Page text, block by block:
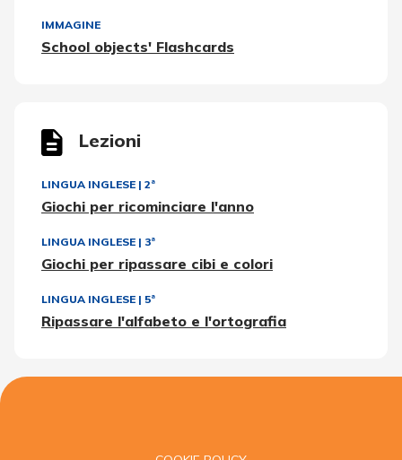
IMMAGINE
School objects' Flashcards
Lezioni
LINGUA INGLESE | 2ª
Giochi per ricominciare l'anno
LINGUA INGLESE | 3ª
Giochi per ripassare cibi e colori
LINGUA INGLESE | 5ª
Ripassare l'alfabeto e l'ortografia